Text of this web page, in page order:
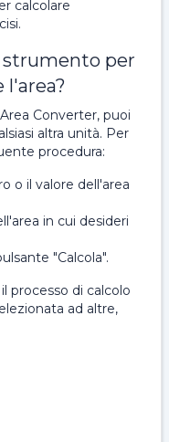
calcolare
per
l'area?
Converter, puoi
altra unità. Per
procedura:
o il valore dell'area
in cui desideri
"Calcola".
processo di calcolo
ad altre,